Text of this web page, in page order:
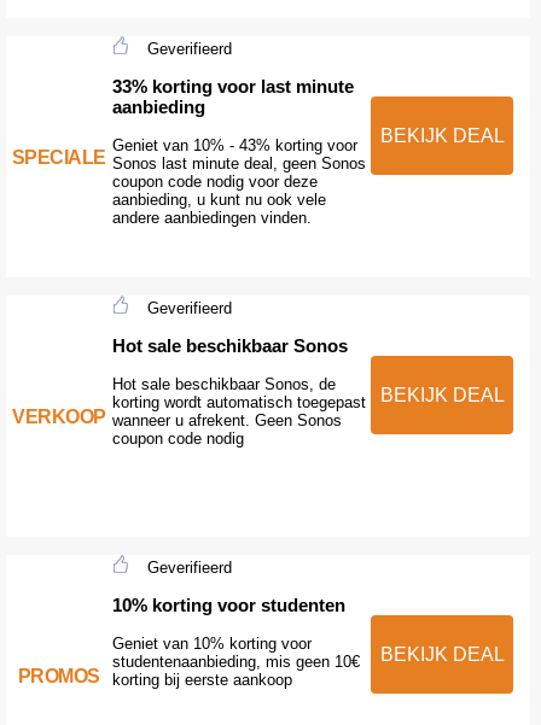
SPECIALE
Geverifieerd
33% korting voor last minute
aanbieding
Geniet van 10% - 43% korting voor
Sonos last minute deal, geen Sonos
coupon code nodig voor deze
aanbieding, u kunt nu ook vele
andere aanbiedingen vinden.
BEKIJK DEAL
VERKOOP
Geverifieerd
Hot sale beschikbaar Sonos
Hot sale beschikbaar Sonos, de
korting wordt automatisch toegepast
wanneer u afrekent. Geen Sonos
coupon code nodig
BEKIJK DEAL
PROMOS
Geverifieerd
10% korting voor studenten
Geniet van 10% korting voor
studentenaanbieding, mis geen 10€
korting bij eerste aankoop
BEKIJK DEAL